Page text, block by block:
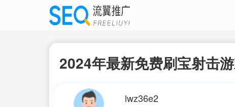
2024年最新免费刷宝射击
lwz36e2